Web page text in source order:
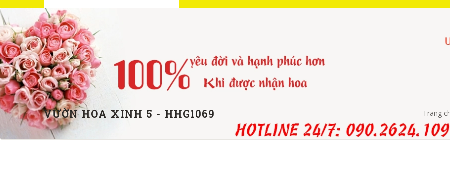
VƯỜN HOA XINH 5 - HHG1069 Trang